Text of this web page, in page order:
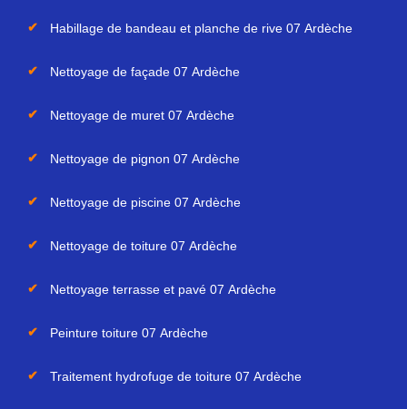
Habillage de bandeau et planche de rive 07 Ardèche
Nettoyage de façade 07 Ardèche
Nettoyage de muret 07 Ardèche
Nettoyage de pignon 07 Ardèche
Nettoyage de piscine 07 Ardèche
Nettoyage de toiture 07 Ardèche
Nettoyage terrasse et pavé 07 Ardèche
Peinture toiture 07 Ardèche
Traitement hydrofuge de toiture 07 Ardèche